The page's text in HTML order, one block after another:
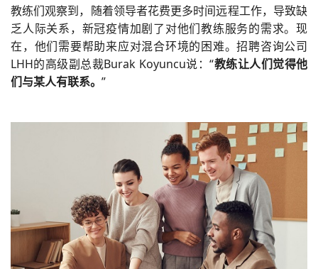
教练们观察到，随着领导者花费更多时间远程工作，导致缺
乏人际关系，新冠疫情加剧了对他们教练服务的需求。现
在，他们需要帮助来应对混合环境的困难。招聘咨询公司
LHH的高级副总裁Burak Koyuncu说：“教练让人们觉得他
们与某人有联系。 ”